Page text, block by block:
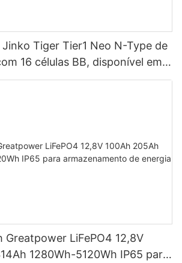
Tiger Tier1 Neo N-Type de
16 células BB, disponível em
W, 620 W, 630 W e 650 W.
Greatpower LiFePO4 12,8V
1280Wh-5120Wh IP65 para